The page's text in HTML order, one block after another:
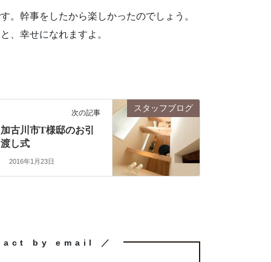
。幹事をしたから楽しかったのでしょう。
、幸せになれますよ。
スタッフブログ
次の記事
加古川市T様邸のお引
渡し式
2016年1月23日
by email ／